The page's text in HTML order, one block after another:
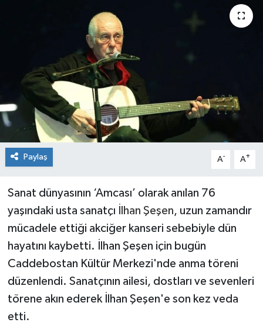
Paylaş A- A+
Sanat dünyasının ‘Amcası’ olarak anılan 76
yaşındaki usta sanatçı
İlhan Şeşen, uzun zamandır
mücadele ettiği akciğer kanseri sebebiyle dün
hayatını kaybetti. İlhan Şeşen için bugün
Caddebostan Kültür Merkezi'nde anma töreni
düzenlendi. Sanatçının ailesi, dostları ve sevenleri
törene akın ederek İlhan Şeşen'e son kez veda
etti.
Türkiye